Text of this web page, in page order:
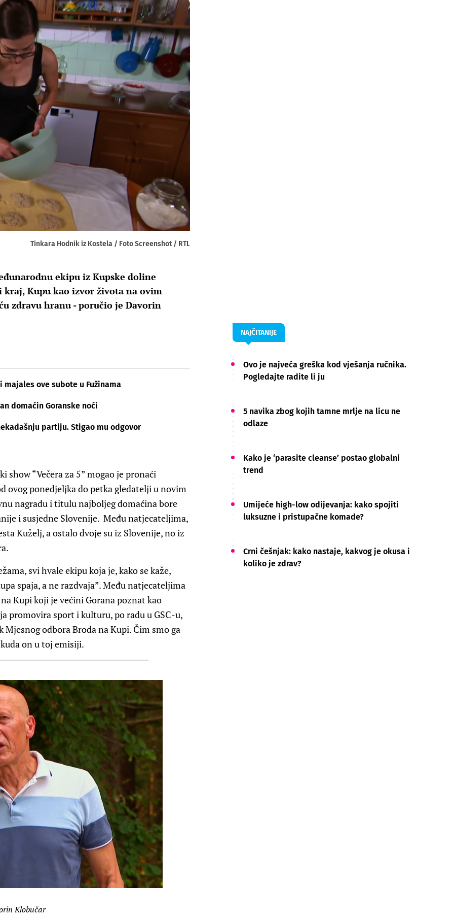
Tinkara Hodnik iz Kostela / Foto Screenshot / RTL
ekipu iz Kupske doline
Kupu kao izvor života na ovim
zdravu hranu - poručio je Davorin
ove subote u Fužinama
domaćin Goranske noći
partiju. Stigao mu odgovor
show “Večera za 5” mogao je pronaći
ovog ponedjeljka do petka gledatelji u novim
nagradu i titulu najboljeg domaćina bore
i susjedne Slovenije. Među natjecateljima,
Kuželj, a ostalo dvoje su iz Slovenije, no iz
svi hvale ekipu koja je, kako se kaže,
spaja, a ne razdvaja”. Među natjecateljima
Kupi koji je većini Gorana poznat kao
promovira sport i kulturu, po radu u GSC-u,
odbora Broda na Kupi. Čim smo ga
on u toj emisiji.
Klobučar
NAJČITANIJE
Ovo je najveća greška kod vješanja ručnika.
Pogledajte radite li ju
5 navika zbog kojih tamne mrlje na licu ne
odlaze
Kako je ‘parasite cleanse’ postao globalni
trend
Umijeće high-low odijevanja: kako spojiti
luksuzne i pristupačne komade?
Crni češnjak: kako nastaje, kakvog je okusa i
koliko je zdrav?